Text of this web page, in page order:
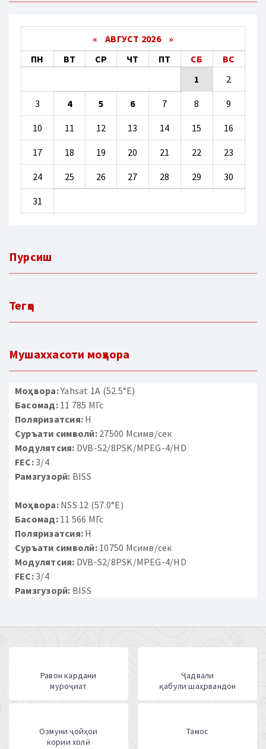
« АВГУСТ 2026 »
ПН
ВТ СР ЧТ ПТ СБ
ВС
1
2
3 4 5 6 7 8 9
10 11 12 13 14 15 16
17 18 19 20 21 22 23
24 25 26 27 28 29 30
31
Пурсиш
Тегҳо
Мушаххасоти моҳвора
Моҳвора:Yahsat 1A (52.5°E)
Басомад:11 785 МГс
Поляризатсия: H
Суръати символӣ:27500 Мсимв/сек
Модулятсия: DVB-S2/8PSK/MPEG-4/HD
FEC:3/4
Рамзгузорӣ: BISS
Моҳвора:NSS 12 (57.0°E)
Басомад:11 566 МГс
Поляризатсия: H
Суръати символӣ:10750 Мсимв/сек
Модулятсия: DVB-S2/8PSK/MPEG-4/HD
FEC:3/4
Рамзгузорӣ: BISS
Равон кардани
муроҷиат
Ҷадвали
қабули шаҳрвандон
Озмуни ҷойҳои
кории холӣ
Тамос